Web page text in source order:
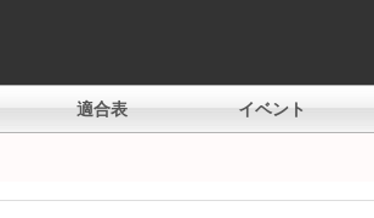
適合表 イベント